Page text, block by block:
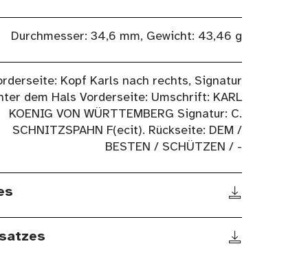
Durchmesser: 34,6 mm, Gewicht: 43,46 g
Kopf Karls nach rechts, Signatur
dem Hals Vorderseite: Umschrift: KARL
KOENIG VON WÜRTTEMBERG Signatur: C.
SCHNITZSPAHN F(ecit). Rückseite: DEM /
BESTEN / SCHÜTZEN / -